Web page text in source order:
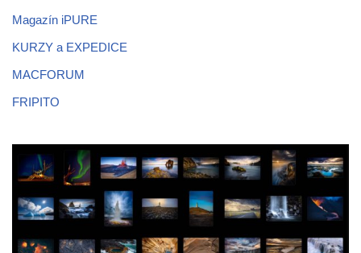
Magazín iPURE
KURZY a EXPEDICE
MACFORUM
FRIPITO